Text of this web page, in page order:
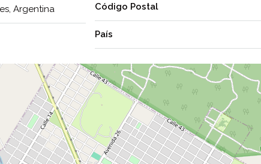
Argentina
Código Postal
País